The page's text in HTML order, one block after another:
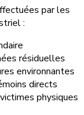
par les
:
résiduelles
environnantes
directs
physiques